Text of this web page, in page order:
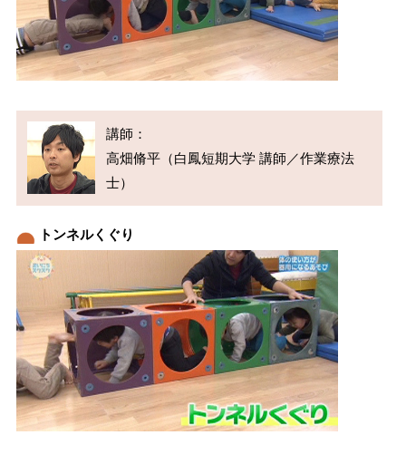
講師：
高畑脩平（白鳳短期大学 講師／作業療法
トンネルくぐり